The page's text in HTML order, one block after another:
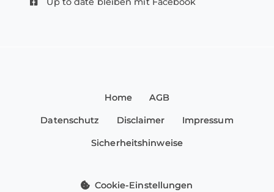
Home AGB
Datenschutz Disclaimer Impressum
Sicherheitshinweise
Cookie-Einstellungen